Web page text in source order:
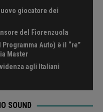
giocatore dei
del Fiorenzuola
Auto) è il “re”
Master
agli Italiani
SOUND